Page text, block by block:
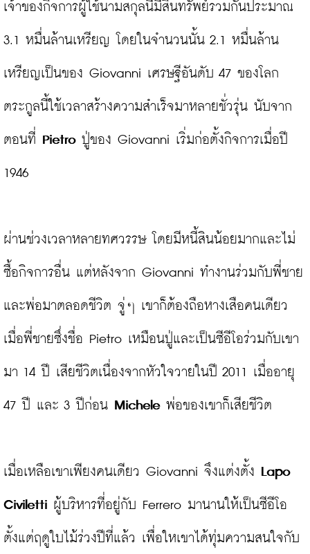
เจ้าของกิจการผู้ใช้นามสกุลนี้มีสินทรัพย์รวมกันประมาณ
3.1 หมื่นล้านเหรียญ โดยในจำนวนนั้น 2.1 หมื่นล้าน
เหรียญเป็นของ Giovanni เศรษฐีอันดับ 47 ของโลก
ตระกูลนี้ใช้เวลาสร้างความสำเร็จมาหลายชั่วรุ่น นับจาก
ตอนที่ Pietro ปู่ของ Giovanni เริ่มก่อตั้งกิจการเมื่อปี
1946
ผ่านช่วงเวลาหลายทศวรรษ โดยมีหนี้สินน้อยมากและไม่
ซื้อกิจการอื่น แต่หลังจาก Giovanni ทำงานร่วมกับพี่ชาย
และพ่อมาตลอดชีวิต จู่ๆ เขาก็ต้องถือหางเสือคนเดียว
เมื่อพี่ชายซึ่งชื่อ Pietro เหมือนปู่และเป็นซีอีโอร่วมกับเขา
มา 14 ปี เสียชีวิตเนื่องจากหัวใจวายในปี 2011 เมื่ออายุ
47 ปี และ 3 ปีก่อน Michele พ่อของเขาก็เสียชีวิต
เมื่อเหลือเขาเพียงคนเดียว Giovanni จึงแต่งตั้ง Lapo
Civiletti ผู้บริหารที่อยู่กับ Ferrero มานานให้เป็นซีอีโอ
ตั้งแต่ฤดูใบไม้ร่วงปีที่แล้ว เพื่อใหเขาได้ทุ่มความสนใจกับ